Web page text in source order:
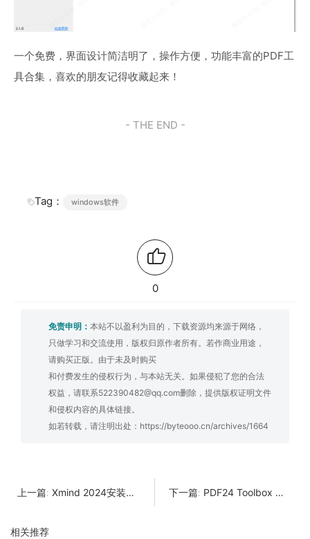
一个免费，界面设计简洁明了，操作方便，功能丰富的PDF工
具合集，喜欢的朋友记得收藏起来！
- THE END -
Tag： windows软件
0
免责申明： 本站不以盈利为目的，下载资源均来源于网络，
只做学习和交流使用，版权归原作者所有。若作商业用途，
请购买正版。由于未及时购买
和付费发生的侵权行为，与本站无关。如果侵犯了您的合法
权益，请联系522390482@qq.com删除，提供版权证明文件
和侵权内容的具体链接。
如若转载，请注明出处： https://byteooo.cn/archives/1664
上一篇: Xmind 2024安装教程 下一篇: PDF24 Toolbox 免费强悍的PDF神器
相关推荐